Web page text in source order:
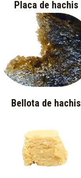
Placa de hachis
Bellota de hachis